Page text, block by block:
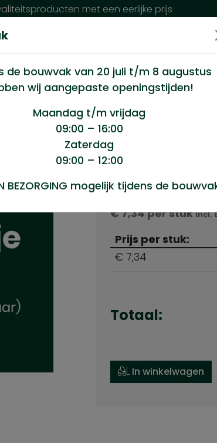
met een eerlijke prijs
Nieuws
zwart
Product
Kruisheng 500mm
€7,34per stukIncl.
Prijs per stuk:
€ 7,34
Totaal:
In winkelwagen
de bouwvak van 20 juli t/m 8 augustus
wij aangepaste openingstijden!
Maandag t/m vrijdag
09:00 – 16:00
Zaterdag
09:00 – 12:00
BEZORGING mogelijk tijdens de